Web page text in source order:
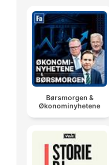
Børsmorgen &
Økonominyhetene